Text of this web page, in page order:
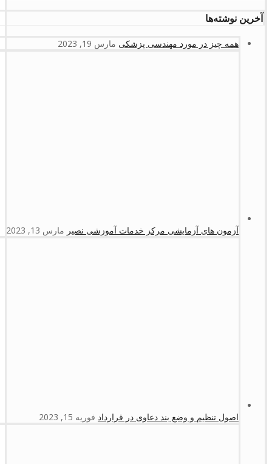
آخرین نوشته‌ها
همه چیز در مورد مهندسی پزشکی مارس 19, 2023
آزمون های آزمایشی مرکز خدمات آموزشی نصیر مارس 13, 2023
اصول تنظیم و وضع بند دعاوی در قرارداد فوریه 15, 2023